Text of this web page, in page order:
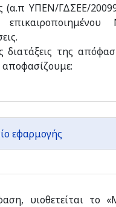
(α.π ΥΠΕΝ/ΓΔΣΕΕ/
διατάξεις της
εφαρμογής
υιοθετείται το